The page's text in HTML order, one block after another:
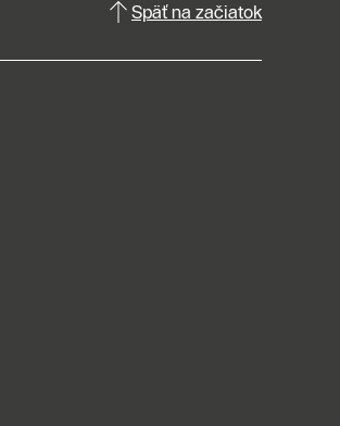
Späť na začiatok